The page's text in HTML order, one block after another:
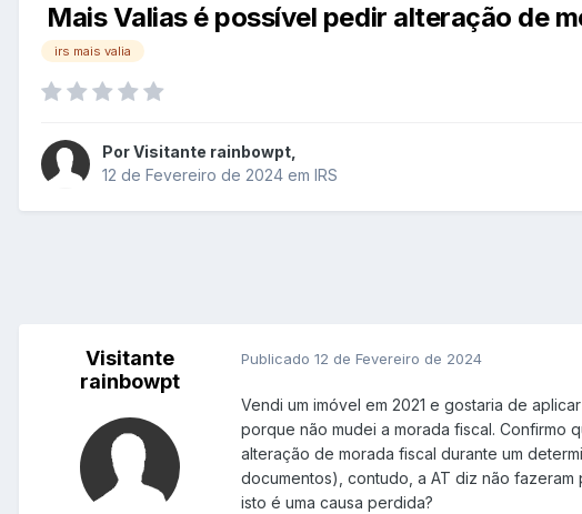
Mais Valias é possível pedir alteração de
irs mais valia
PorVisitante rainbowpt
12 de Fevereiro de 2024 em IRS
Visitante
rainbowpt
Publicado 12 de Fevereiro de 2024
Vendi um imóvel em 2021 e gostaria de
porque não mudei a morada fiscal. Confirmo
alteração de morada fiscal durante um
documentos), contudo, a AT diz não
isto é uma causa perdida?